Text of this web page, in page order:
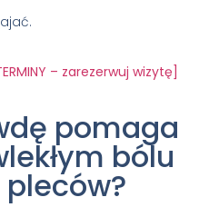
– zarezerwuj wizytę]
pomaga
bólu